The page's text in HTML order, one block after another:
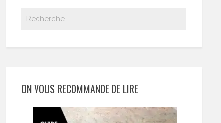
ON VOUS RECOMMANDE DE LIRE